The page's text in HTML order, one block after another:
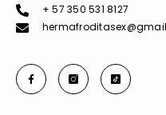
+ 57 350 531 8127